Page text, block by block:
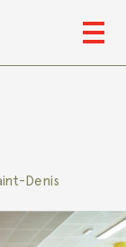
Denis